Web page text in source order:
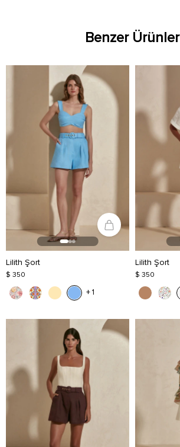
Benzer Ürünler
Lilith Şort
$ 350
+ 1
Lilith Şort
$ 350